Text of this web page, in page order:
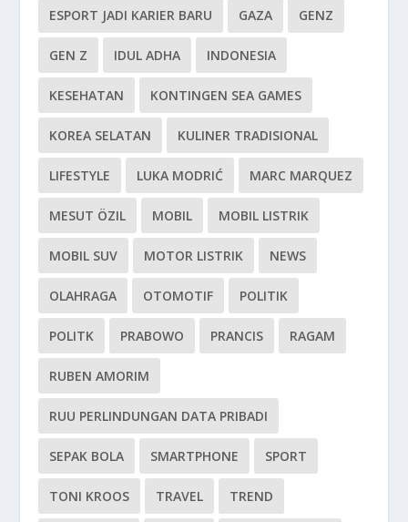
ESPORT JADI KARIER BARU GAZA GENZ
GEN Z IDUL ADHA INDONESIA
KESEHATAN KONTINGEN SEA GAMES
KOREA SELATAN KULINER TRADISIONAL
LIFESTYLE LUKA MODRIĆ MARC MARQUEZ
MESUT ÖZIL MOBIL MOBIL LISTRIK
MOBIL SUV MOTOR LISTRIK NEWS
OLAHRAGA OTOMOTIF POLITIK
POLITK PRABOWO PRANCIS RAGAM
RUBEN AMORIM
RUU PERLINDUNGAN DATA PRIBADI
SEPAK BOLA SMARTPHONE SPORT
TONI KROOS TRAVEL TREND